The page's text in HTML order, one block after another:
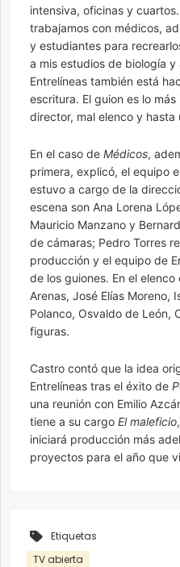
intensiva, oficinas y
trabajamos con médicos,
y estudiantes para
a mis estudios de biología
Entrelíneas también está
escritura. El guion es lo
director, mal elenco y hasta
En el caso de Médicos,
primera, explicó, el equipo
estuvo a cargo de la
escena son Ana Lorena
Mauricio Manzano y
de cámaras; Pedro Torres
producción y el equipo de
de los guiones. En el
Arenas, José Elías Moreno,
Polanco, Osvaldo de León,
figuras.
Castro contó que la idea
Entrelíneas tras el éxito de
una reunión con Emilio
tiene a su cargo El maleficio
iniciará producción más
proyectos para el año que
Etiquetas
TV abierta